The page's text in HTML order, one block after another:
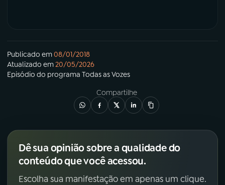
Publicado em08/01/2018
Atualizado em20/05/2026
Episódio do programa Todas as Vozes
Compartilhe
Dê sua opinião sobre a qualidade do
conteúdo que você acessou.
Escolha sua manifestação em apenas um clique.